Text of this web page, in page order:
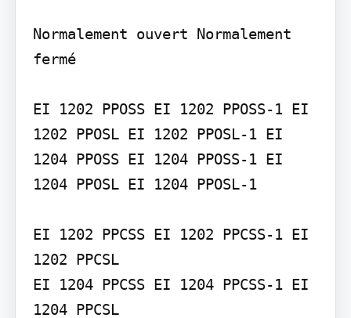
Normalement ouvert Normalement
fermé
EI 1202 PPOSS EI 1202 PPOSS-1 EI
1202 PPOSL EI 1202 PPOSL-1 EI
1204 PPOSS EI 1204 PPOSS-1 EI
1204 PPOSL EI 1204 PPOSL-1
EI 1202 PPCSS EI 1202 PPCSS-1 EI
1202 PPCSL
EI 1204 PPCSS EI 1204 PPCSS-1 EI
1204 PPCSL